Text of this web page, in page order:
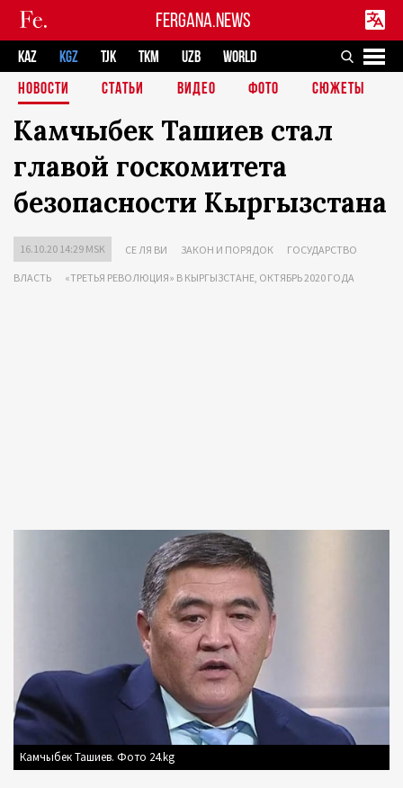
FERGANA.NEWS
KAZ KGZ TJK TKM UZB
WORLD
НОВОСТИ
СТАТЬИ ВИДЕО ФОТО СЮЖЕТЫ
Камчыбек Ташиев стал
главой госкомитета
безопасности Кыргызстана
16.10.20 14:29 MSK СЕ ЛЯ ВИ ЗАКОН И ПОРЯДОК ГОСУДАРСТВО
ВЛАСТЬ «ТРЕТЬЯ РЕВОЛЮЦИЯ» В КЫРГЫЗСТАНЕ, ОКТЯБРЬ 2020 ГОДА
Камчыбек Ташиев. Фото 24.kg